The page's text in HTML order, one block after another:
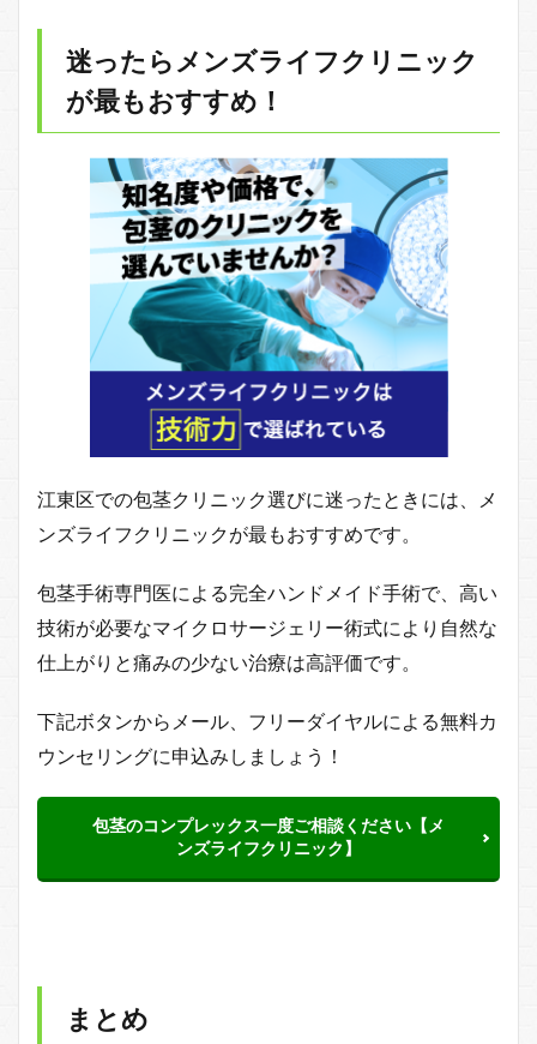
迷ったらメンズライフクリニック
が最もおすすめ！
江東区での包茎クリニック選びに迷ったときには、メ
ンズライフクリニックが最もおすすめです。
包茎手術専門医による完全ハンドメイド手術で、高い
技術が必要なマイクロサージェリー術式により自然な
仕上がりと痛みの少ない治療は高評価です。
下記ボタンからメール、フリーダイヤルによる無料カ
ウンセリングに申込みしましょう！
包茎のコンプレックス一度ご相談ください【メ
ンズライフクリニック】
まとめ